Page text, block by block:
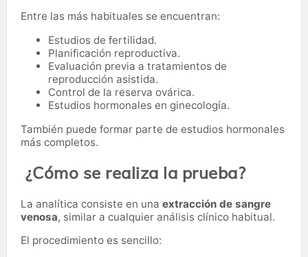
Entre las más habituales se encuentran:
Estudios de fertilidad.
Planificación reproductiva.
Evaluación previa a tratamientos de
reproducción asistida.
Control de la reserva ovárica.
Estudios hormonales en ginecología.
También puede formar parte de estudios hormonales
más completos.
¿Cómo se realiza la prueba?
La analítica consiste en una extracción de sangre
venosa, similar a cualquier análisis clínico habitual.
El procedimiento es sencillo: